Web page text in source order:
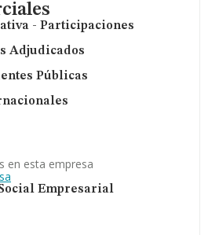
- Participaciones
Adjudicados
Públicas
en esta empresa
Empresarial